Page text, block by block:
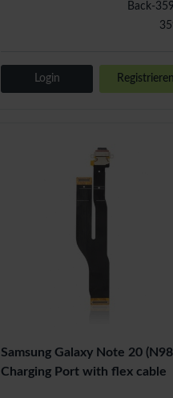
Back-
Login Registrieren
Samsung Galaxy Note 20
Charging Port with flex cable